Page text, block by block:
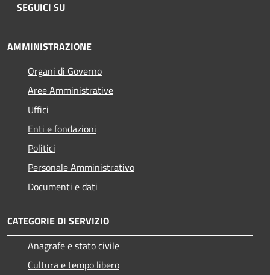
SEGUICI SU
AMMINISTRAZIONE
Organi di Governo
Aree Amministrative
Uffici
Enti e fondazioni
Politici
Personale Amministrativo
Documenti e dati
CATEGORIE DI SERVIZIO
Anagrafe e stato civile
Cultura e tempo libero